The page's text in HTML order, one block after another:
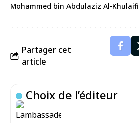
Mohammed bin Abdulaziz Al-Khulaifi
Partager cet
article
Choix de l’éditeur